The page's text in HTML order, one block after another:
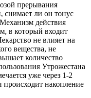
прерывания
снимает ли он тонус
действия
в который входит
не влияет на
вещества, не
количество
Утрожестана
уже через 1-2
происходит накопление